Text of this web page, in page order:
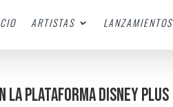
ARTISTAS LANZAMIENTOS
LA PLATAFORMA DISNEY PLUS